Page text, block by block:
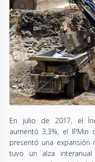
En julio de 2017, el
aumentó 3,3%, el IPMin
presentó una expansión
tuvo un alza